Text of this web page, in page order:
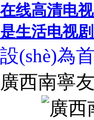
在线高清电
是生活电视
設(shè)為
廣西南寧